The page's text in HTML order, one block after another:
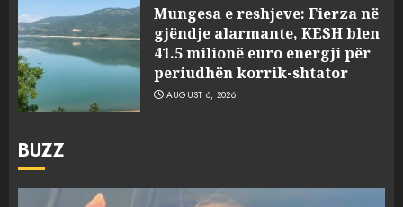
Mungesa e reshjeve: Fierza në
gjëndje alarmante, KESH blen
41.5 milionë euro energji për
periudhën korrik-shtator
AUGUST 6, 2026
BUZZ